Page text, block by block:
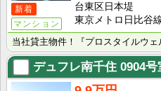
新着
マンション
台東区日本堤
東京メトロ日比谷
デュフレ南千住 0904号